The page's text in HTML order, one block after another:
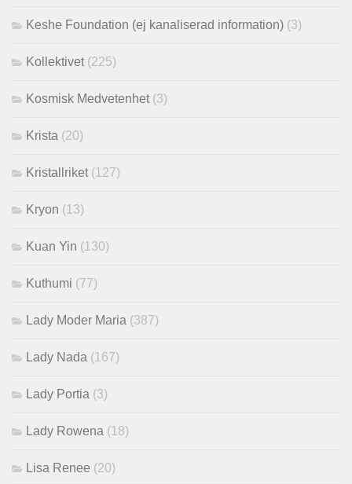
Keshe Foundation (ej kanaliserad information) (3)
Kollektivet (225)
Kosmisk Medvetenhet (3)
Krista (20)
Kristallriket (127)
Kryon (13)
Kuan Yin (130)
Kuthumi (77)
Lady Moder Maria (387)
Lady Nada (167)
Lady Portia (3)
Lady Rowena (18)
Lisa Renee (20)